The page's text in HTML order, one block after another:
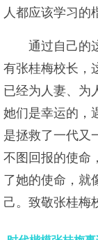
人都应该学习的
通过自己的
有张桂梅校长，
已经为人妻、为
她们是幸运的，
是拯救了一代又
不图回报的使命
了她的使命，就
己。致敬张桂梅